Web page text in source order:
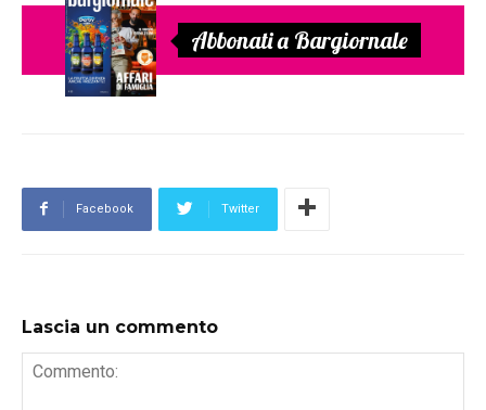
Abbonati a Bargiornale
Facebook Twitter
Lascia un commento